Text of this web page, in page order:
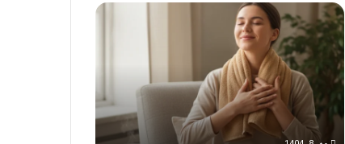
ماساژ
برای
بهبود
تمرکز
ذهنی؛
با
این
مرداد 6, 1404
راهنمای
بعد
از